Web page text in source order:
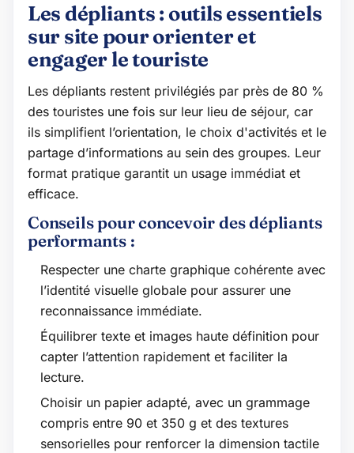
Les dépliants : outils essentiels
sur site pour orienter et
engager le touriste
Les dépliants restent privilégiés par près de 80 %
des touristes une fois sur leur lieu de séjour, car
ils simplifient l’orientation, le choix d'activités et le
partage d’informations au sein des groupes. Leur
format pratique garantit un usage immédiat et
efficace.
Conseils pour concevoir des dépliants
performants :
Respecter une charte graphique cohérente avec
l’identité visuelle globale pour assurer une
reconnaissance immédiate.
Équilibrer texte et images haute définition pour
capter l’attention rapidement et faciliter la
lecture.
Choisir un papier adapté, avec un grammage
compris entre 90 et 350 g et des textures
sensorielles pour renforcer la dimension tactile